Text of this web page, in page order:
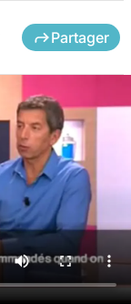
Partager